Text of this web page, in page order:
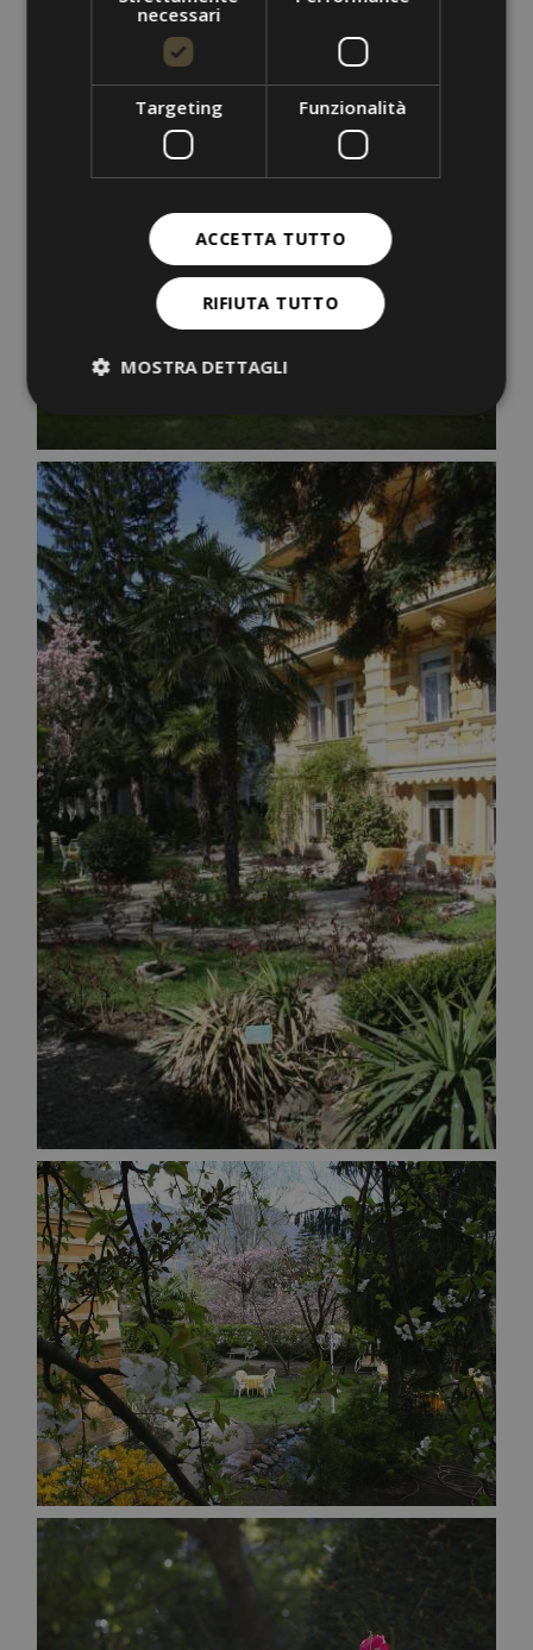
necessari
Targeting Funzionalità
ACCETTA TUTTO
RIFIUTA TUTTO
MOSTRA DETTAGLI